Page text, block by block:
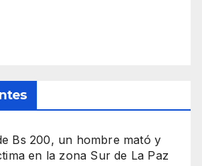
Bs 200, un hombre mató y
en la zona Sur de La Paz